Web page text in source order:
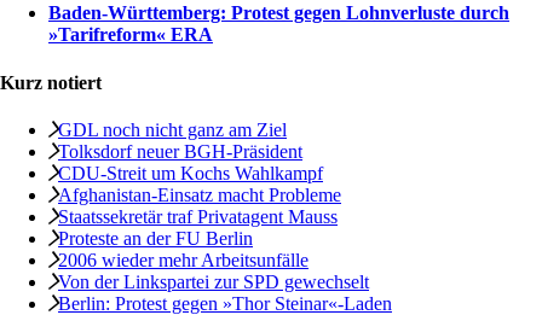
Baden-Württemberg: Protest gegen Lohnverluste durch
»Tarifreform« ERA
Kurz notiert
GDL noch nicht ganz am Ziel
Tolksdorf neuer BGH-Präsident
CDU-Streit um Kochs Wahlkampf
Afghanistan-Einsatz macht Probleme
Staatssekretär traf Privatagent Mauss
Proteste an der FU Berlin
2006 wieder mehr Arbeitsunfälle
Von der Linkspartei zur SPD gewechselt
Berlin: Protest gegen »Thor Steinar«-Laden